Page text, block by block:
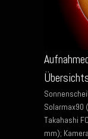
Solarmax90
Takahashi
mm);